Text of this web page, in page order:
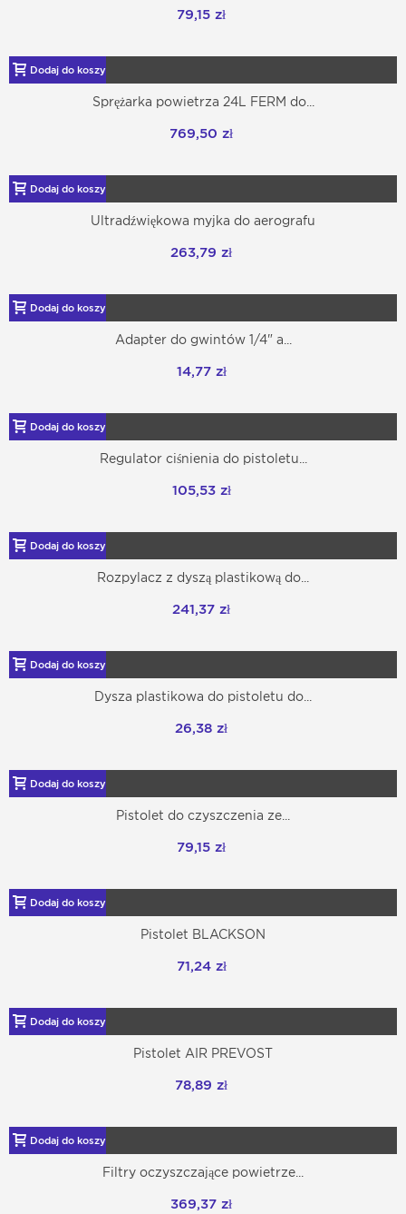
79,15 zł
Dodaj do koszyka
Sprężarka powietrza 24L FERM do...
769,50 zł
Dodaj do koszyka
Ultradźwiękowa myjka do aerografu
263,79 zł
Dodaj do koszyka
Adapter do gwintów 1/4" a...
14,77 zł
Dodaj do koszyka
Regulator ciśnienia do pistoletu...
105,53 zł
Dodaj do koszyka
Rozpylacz z dyszą plastikową do...
241,37 zł
Dodaj do koszyka
Dysza plastikowa do pistoletu do...
26,38 zł
Dodaj do koszyka
Pistolet do czyszczenia ze...
79,15 zł
Dodaj do koszyka
Pistolet BLACKSON
71,24 zł
Dodaj do koszyka
Pistolet AIR PREVOST
78,89 zł
Dodaj do koszyka
Filtry oczyszczające powietrze...
369,37 zł